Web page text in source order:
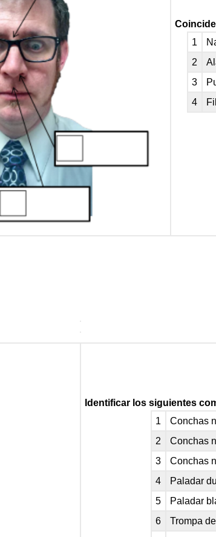
1
2
3
4
Identificar los siguientes
1
Conchas
2
Conchas
3
Conchas
4
Paladar
5
Paladar
6
Trompa